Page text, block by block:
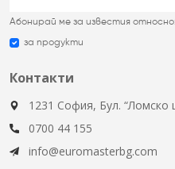
Абонирай ме за известия относно:
за продукти
Контакти
1231 София, Бул. “Ломско
0700 44 155
info@euromasterbg.com